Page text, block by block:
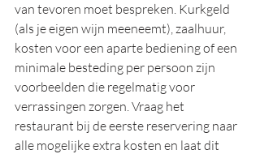
van tevoren moet bespreken. Kurkgeld
(als je eigen wijn meeneemt), zaalhuur,
kosten voor een aparte bediening of een
minimale besteding per persoon zijn
voorbeelden die regelmatig voor
verrassingen zorgen. Vraag het
restaurant bij de eerste reservering naar
alle mogelijke extra kosten en laat dit